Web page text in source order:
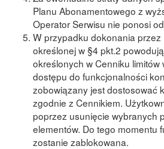
Planu Abonamentowego z
Operator Serwisu nie ponosi
W przypadku dokonania
określonej w §4 pkt.2
określonych w Cenniku limitόw
dostępu do funkcjonalności
zobowiązany jest dostosować
zgodnie z Cennikiem.
poprzez usunięcie wybranych
elementόw. Do tego momentu
zostanie zablokowana.